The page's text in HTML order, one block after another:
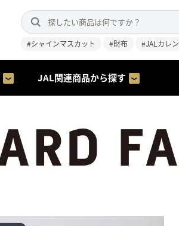
#シャインマスカット #財布 #JALカレ
JAL関連商品から探す